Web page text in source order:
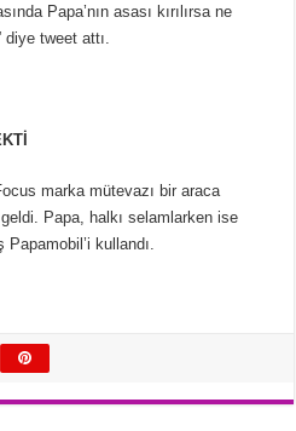
Papa’nın asası kırılırsa ne
diye tweet attı.
marka mütevazı bir araca
Papa, halkı selamlarken ise
kullandı.